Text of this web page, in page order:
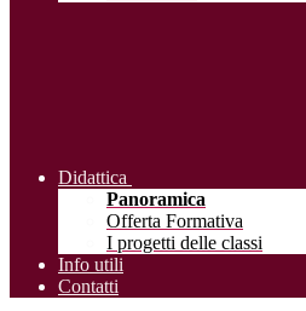
Didattica
Panoramica
Offerta Formativa
I progetti delle classi
Info utili
Contatti